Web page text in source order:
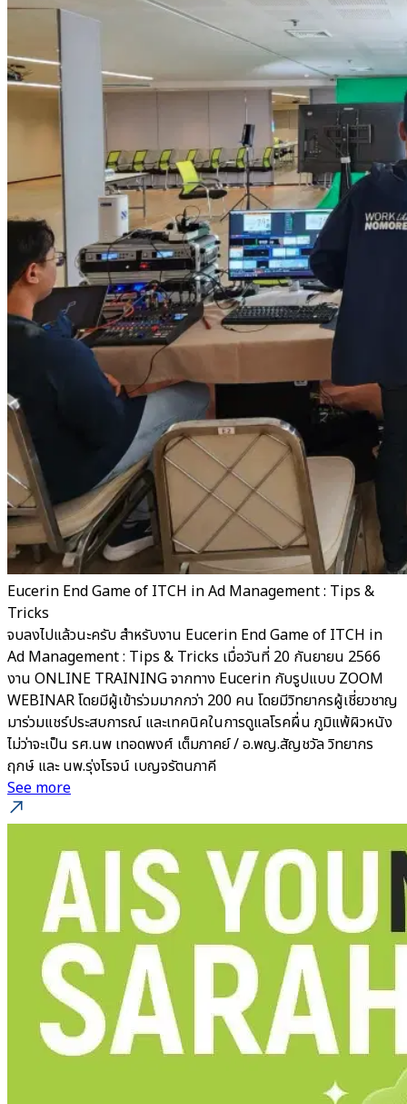
Eucerin End Game of ITCH in Ad Management : Tips &
Tricks
จบลงไปแล้วนะครับ สำหรับงาน Eucerin End Game of ITCH in
Ad Management : Tips & Tricks เมื่อวันที่ 20 กันยายน 2566
งาน ONLINE TRAINING จากทาง Eucerin กับรูปแบบ ZOOM
WEBINAR โดยมีผู้เข้าร่วมมากกว่า 200 คน โดยมีวิทยากรผู้เชี่ยวชาญ
มาร่วมแชร์ประสบการณ์ และเทคนิคในการดูแลโรคผื่น ภูมิแพ้ผิวหนัง
ไม่ว่าจะเป็น รศ.นพ เทอดพงศ์ เต็มภาคย์ / อ.พญ.สัญชวัล วิทยากร
ฤกษ์ และ นพ.รุ่งโรจน์ เบญจรัตนภาคี
See more